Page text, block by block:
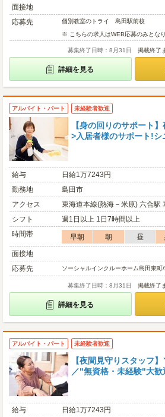
面接地
応募先
個別教室のトライ 島田駅前校
※ こちらの求人はWEB応募のみとな
募集終了日時：8月31日 掲載終了
詳細を見る
アルバイト・パート 未経験者歓迎
【身の回りのサポート
>入居者様のサポート!シ
給与
日給1万7243円
勤務地
島田市
アクセス
東海道本線(熱海－米原) 六合駅
シフト
週1日以上 1日7時間以上
時間帯
早朝 朝 昼
面接地
応募先
ソーシャルインクルーホーム島田東
募集終了日時：8月31日 掲載終了
詳細を見る
アルバイト・パート 未経験者歓迎
【夜間見守りスタッフ
／"無資格・未経験"大
給与
日給1万7243円